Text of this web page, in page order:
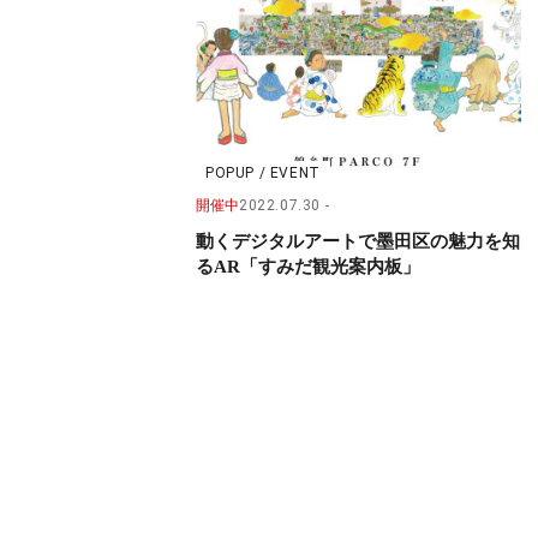
POPUP / EVENT
開催中2022.07.30
動くデジタルアートで墨田区の魅力を知
るAR「すみだ観光案内板」